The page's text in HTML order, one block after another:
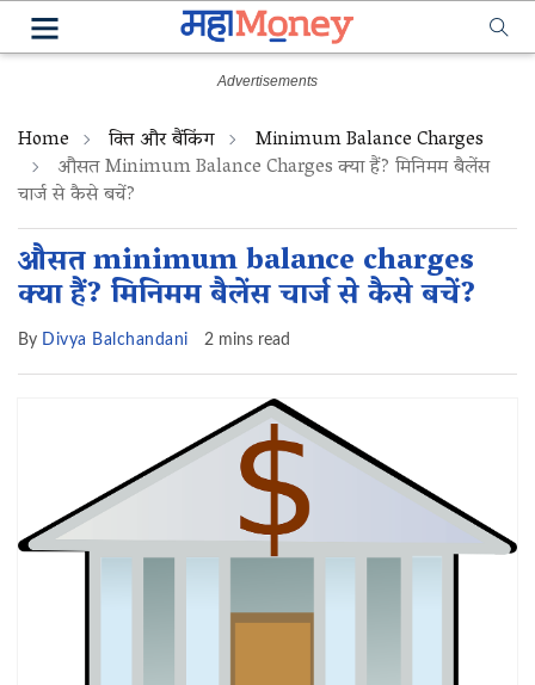
Home वित्त और बैंकिंग Minimum Balance Charges
औसत Minimum Balance Charges क्या हैं? मिनिमम बैलेंस
चार्ज से कैसे बचें?
औसत minimum balance charges
क्या हैं? मिनिमम बैलेंस चार्ज से कैसे बचें?
By Divya Balchandani 2 mins read